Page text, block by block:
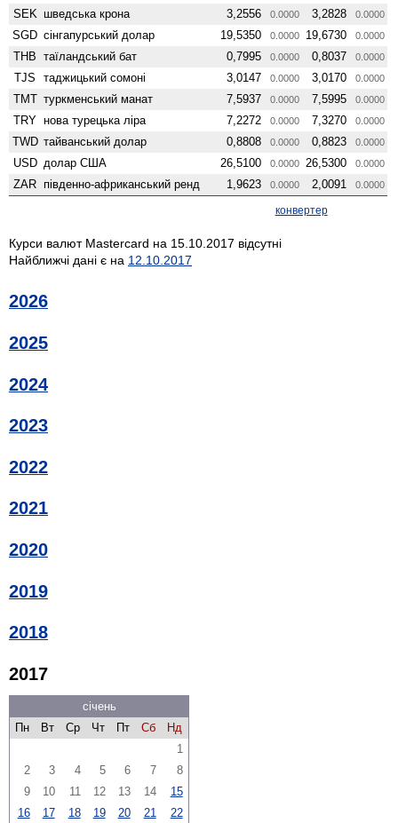
SEK шведська крона 3,2556 0.0000 3,2828 0.0000
SGD сінгапурський долар 19,5350 0.0000 19,6730 0.0000
THB таїландський бат 0,7995 0.0000 0,8037 0.0000
TJS таджицький сомоні 3,0147 0.0000 3,0170 0.0000
TMT туркменський манат 7,5937 0.0000 7,5995 0.0000
TRY нова турецька ліра 7,2272 0.0000 7,3270 0.0000
TWD тайванський долар 0,8808 0.0000 0,8823 0.0000
USD долар США 26,5100 0.0000 26,5300 0.0000
ZAR південно-африканський ренд 1,9623 0.0000 2,0091 0.0000
конвертер
Курси валют Mastercard на 15.10.2017 відсутні
Найближчі дані є на 12.10.2017
2026
2025
2024
2023
2022
2021
2020
2019
2018
2017
січень
Пн
Вт Ср Чт Пт Сб
Нд
1
2
3 4 5 6 7
8
9
10 11 12 13 14
15
16
17 18 19 20 21 22